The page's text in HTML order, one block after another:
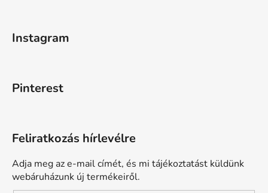
Instagram
Pinterest
Feliratkozás hírlevélre
Adja meg az e-mail címét, és mi tájékoztatást küldünk
webáruházunk új termékeiről.